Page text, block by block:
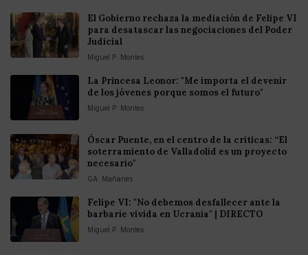
El Gobierno rechaza la mediación de Felipe VI
para desatascar las negociaciones del Poder
Judicial
Miguel P. Montes
La Princesa Leonor: "Me importa el devenir
de los jóvenes porque somos el futuro"
Miguel P. Montes
Óscar Puente, en el centro de la críticas: “El
soterramiento de Valladolid es un proyecto
necesario"
GA. Mañanes
Felipe VI: "No debemos desfallecer ante la
barbarie vivida en Ucrania" | DIRECTO
Miguel P. Montes